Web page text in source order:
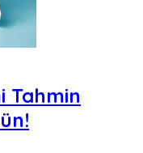
Tahmin